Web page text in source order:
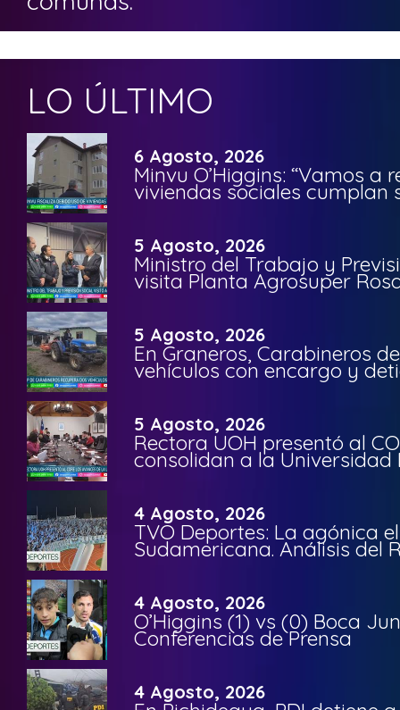
LO ÚLTIMO
6 Agosto, 2026
Minvu O’Higgins: “Vamos a
viviendas sociales cumplan
5 Agosto, 2026
Ministro del Trabajo y
visita Planta Agrosuper
5 Agosto, 2026
En Graneros, Carabineros
vehículos con encargo y
5 Agosto, 2026
Rectora UOH presentó al
consolidan a la Universidad
4 Agosto, 2026
TVO Deportes: La agónica
Sudamericana. Análisis del
4 Agosto, 2026
O’Higgins (1) vs (0) Boca
Conferencias de Prensa
4 Agosto, 2026